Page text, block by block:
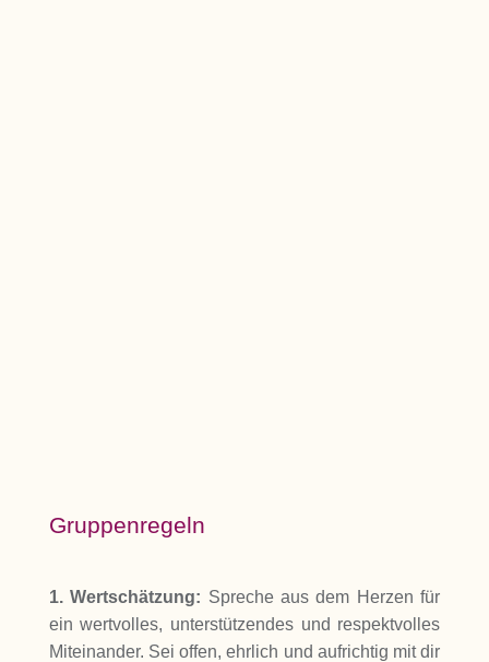
Gruppenregeln
1. Wertschätzung: Spreche aus dem Herzen für
ein wertvolles, unterstützendes und respektvolles
Miteinander. Sei offen, ehrlich und aufrichtig mit dir